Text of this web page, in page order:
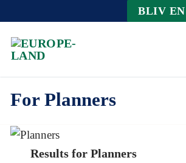
Inhalt
springen
BLIV EN
For Planners
Results for Planners